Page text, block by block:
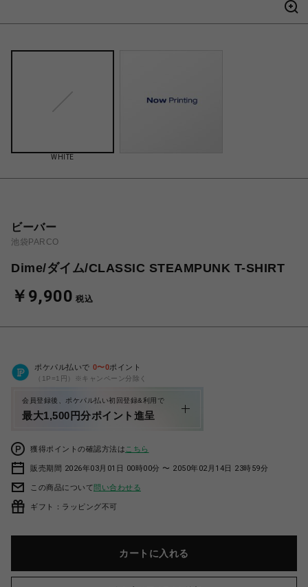
WHITE
ビーバー
池袋PARCO
Dime/ダイム/CLASSIC STEAMPUNK T-SHIRT
￥9,900 税込
ポケパル払いで 0〜0ポイント
（1P=1円）※キャンペーン分除く
会員登録後、ポケパル払い初回登録&利用で
最大1,500円分ポイント進呈
獲得ポイントの確認方法は こちら
販売期間 2026年03月01日 00時00分 〜 2050年02月14日 23時59分
この商品について問い合わせる
ギフト：ラッピング不可
カートに入れる